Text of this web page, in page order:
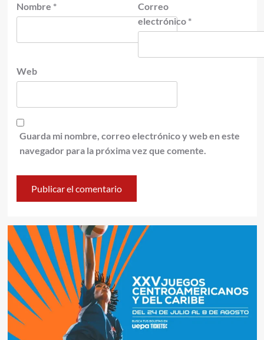
Nombre *
Correo
electrónico *
Web
Guarda mi nombre, correo electrónico y web en este
navegador para la próxima vez que comente.